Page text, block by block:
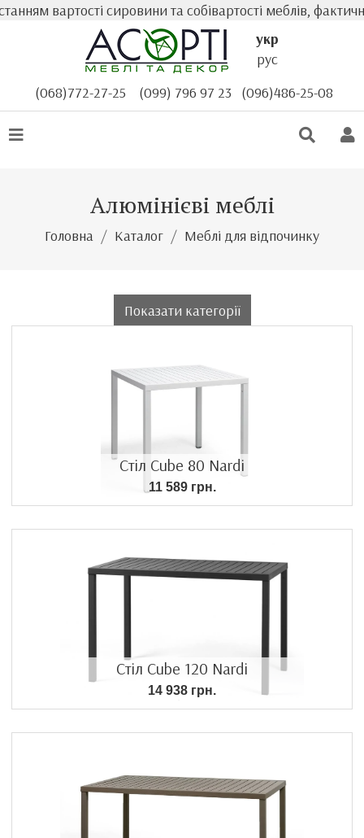
вартості сировини та собівартості меблів,
укр
рус
(068)772-27-25
(099) 796 97 23 (096)486-25-08
Алюмінієві меблі
Головна Каталог Меблі для відпочинку
Показати категорії
Стіл Cube 80 Nardi
11 589 грн.
Стіл Cube 120 Nardi
14 938 грн.